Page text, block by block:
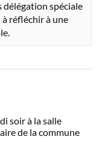
délégation spéciale
à réfléchir à une
soir à la salle
de la commune